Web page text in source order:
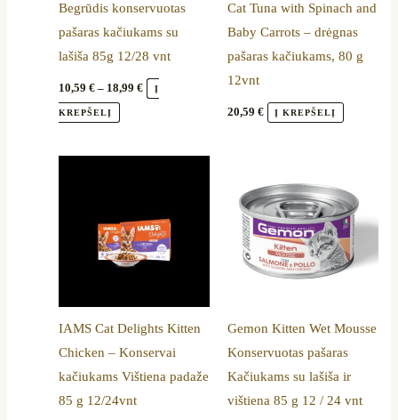
Begrūdis konservuotas
pašaras kačiukams su
lašiša 85g 12/28 vnt
10,59€ – 18,99€ Į
KREPŠELĮ
be
chosen
on
the
Cat Tuna with Spinach and
Baby Carrots – drėgnas
pašaras kačiukams, 80 g
12vnt
20,59 € Į KREPŠELĮ
IAMS Cat Delights Kitten
Chicken – Konservai
kačiukams Vištiena padaže
85 g 12/24vnt
20,39 €
multiple
variants.
options
may
be
chosen
on
Gemon Kitten Wet Mousse
Konservuotas pašaras
Kačiukams su lašiša ir
vištiena 85 g 12 / 24 vnt
12,99 €
through
19,19 €
product
has
multiple
variants.
may
be
chosen
on